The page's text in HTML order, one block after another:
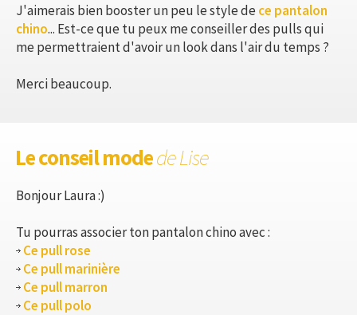
J'aimerais bien booster un peu le style dece pantalon
chino... Est-ce que tu peux me conseiller des pulls qui
me permettraient d'avoir un look dans l'air du temps ?
Merci beaucoup.
Le conseil modede Lise
Bonjour Laura :)
Tu pourras associer ton pantalon chino avec :
Ce pull rose
Ce pull marinière
Ce pull marron
Ce pull polo